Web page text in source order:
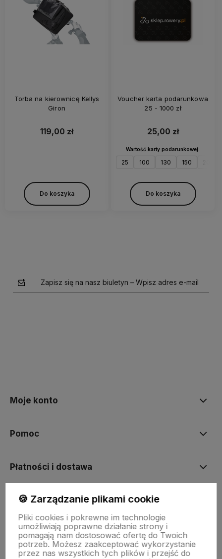
Torba na kierownicę Kellys
Giron
119,00 zł
Do koszyka
Voucher karta podarunkowa
25 - 1000 zł
25,00 zł
Wartość karty podarunkowej:
25 100 130 150 200
Do koszyka
Zapisz się na nasz biuletyn – Wpisz adres e-mail
Moje konto
Pomoc
Płatności i dostawa
Informacje
O nas
🍪 Zarządzanie plikami cookie
Pliki cookies i pokrewne im technologie
umożliwiają poprawne działanie strony i
pomagają nam dostosować ofertę do Twoich
potrzeb. Możesz zaakceptować wykorzystanie
przez nas wszystkich tych plików i przejść do